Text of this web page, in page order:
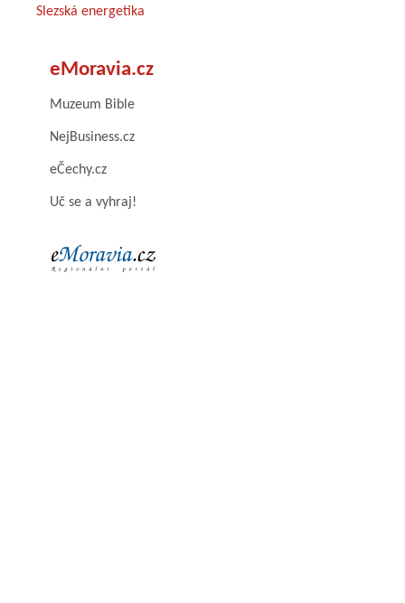
Slezská energetika
eMoravia.cz
Muzeum Bible
NejBusiness.cz
eČechy.cz
Uč se a vyhraj!